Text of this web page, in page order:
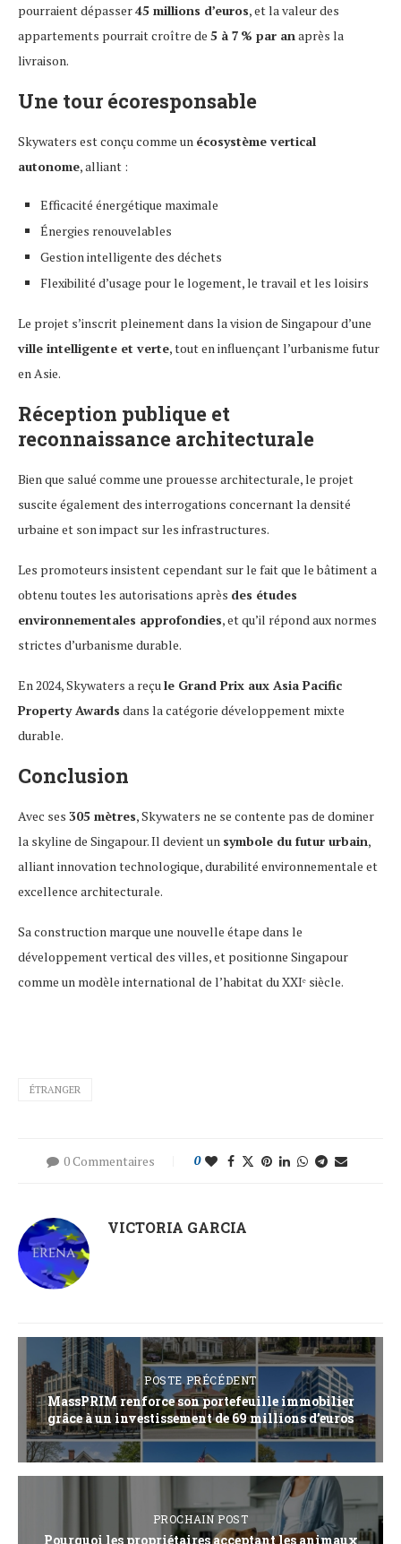
pourraient dépasser45 millions d’euros, et la valeur des
appartements pourrait croître de 5 à 7 % par anaprès la
livraison.
Une tour écoresponsable
Skywaters est conçu comme un écosystème vertical
autonome, alliant :
Efficacité énergétique maximale
Énergies renouvelables
Gestion intelligente des déchets
Flexibilité d’usage pour le logement, le travail et les loisirs
Le projet s’inscrit pleinement dans la vision de Singapour d’une
ville intelligente et verte, tout en influençant l’urbanisme futur
en Asie.
Réception publique et
reconnaissance architecturale
Bien que salué comme une prouesse architecturale, le projet
suscite également des interrogations concernant la densité
urbaine et son impact sur les infrastructures.
Les promoteurs insistent cependant sur le fait que le bâtiment a
obtenu toutes les autorisations après des études
environnementales approfondies, et qu’il répond aux normes
strictes d’urbanisme durable.
En 2024, Skywaters a reçule Grand Prix aux Asia Pacific
Property Awards dans la catégorie développement mixte
durable.
Conclusion
Avec ses 305 mètres, Skywaters ne se contente pas de dominer
la skyline de Singapour. Il devient un symbole du futur urbain,
alliant innovation technologique, durabilité environnementale et
excellence architecturale.
Sa construction marque une nouvelle étape dans le
développement vertical des villes, et positionne Singapour
comme un modèle international de l’habitat du XXIᵉ siècle.
ÉTRANGER
0 Commentaires 0
VICTORIA GARCIA
POSTE PRÉCÉDENT
MassPRIM renforce son portefeuille immobilier
grâce à un investissement de 69 millions d’euros
PROCHAIN POST
Pourquoi les propriétaires acceptant les animaux